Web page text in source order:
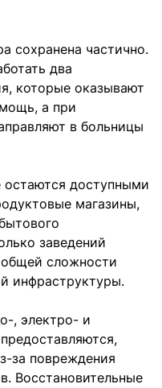
сохранена частично.
два
которые оказывают
а при
в больницы
остаются доступными
магазины,
заведений
сложности
инфраструктуры.
, электро- и
за повреждения
Восстановительные